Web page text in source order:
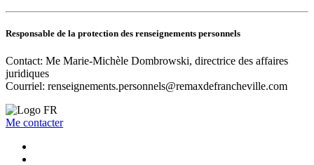
Responsable de la protection des renseignements personnels
Contact: Me Marie-Michèle Dombrowski, directrice des affaires
juridiques
Courriel: renseignements.personnels@remaxdefrancheville.com
Me contacter